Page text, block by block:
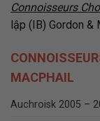
Connoisseurs
lập (IB) Gordon
MACPHAIL
Auchroisk 2005 –